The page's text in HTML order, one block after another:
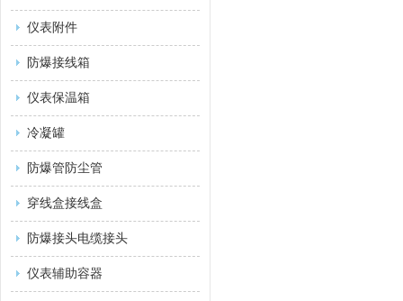
仪表附件
防爆接线箱
仪表保温箱
冷凝罐
防爆管防尘管
穿线盒接线盒
防爆接头电缆接头
仪表辅助容器